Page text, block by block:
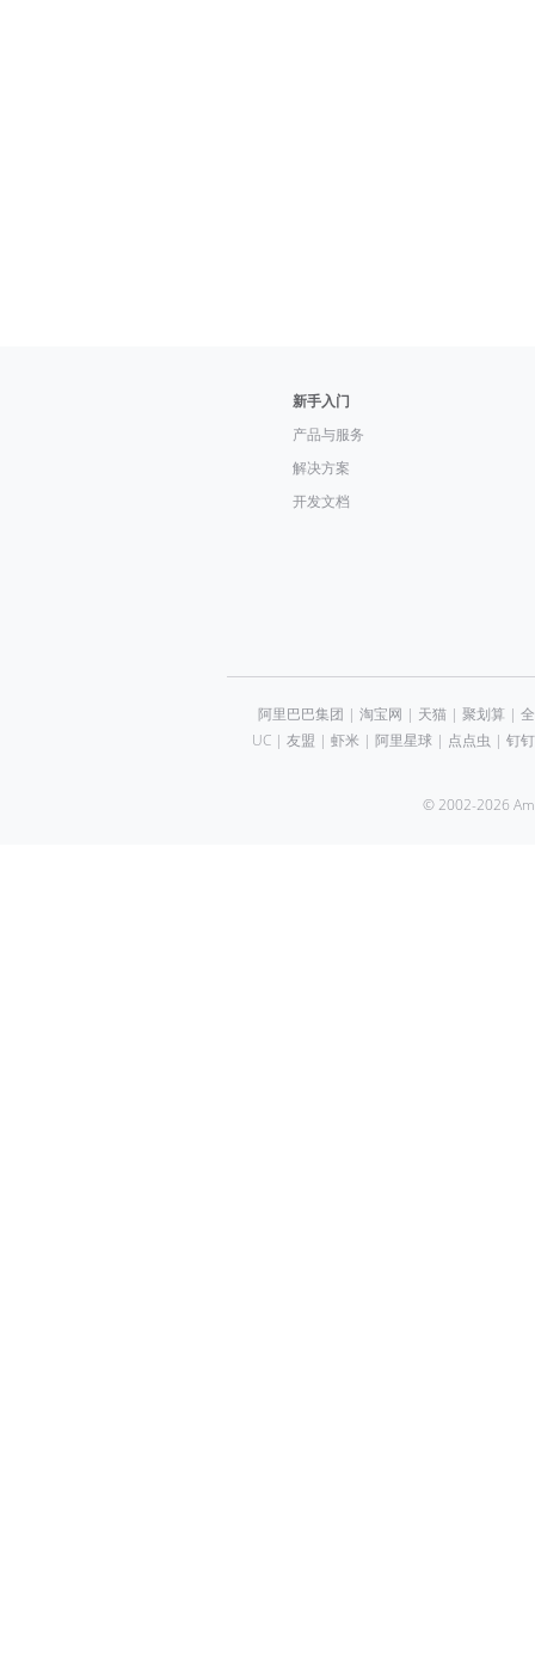
新手入门
产品与服务
解决方案
开发文档
阿里巴巴集团 | 淘宝网 | 天猫| 聚划算 |
UC| 友盟 | 虾米 | 阿里星球| 点点虫 | 钉钉
© 2002-2026